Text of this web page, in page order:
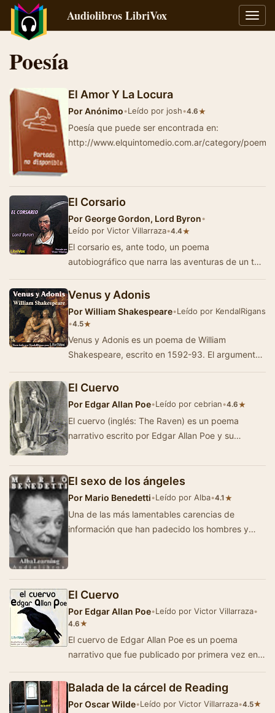
Audiolibros LibriVox
Poesía
El Amor Y La Locura
PorAnónimo•Leído por josh•4.6★
Poesía que puede ser encontrada en:
http://www.elquintomedio.com.ar/category/
El Corsario
PorGeorge Gordon, Lord Byron•
Leído por Victor Villarraza•4.4★
El corsario es, ante todo, un poema
autobiográfico que narra las aventuras de un tal
-…
Venus y Adonis
PorWilliam Shakespeare•Leído por KendalRigans
•4.5★
Venus y Adonis es un poema de William
Shakespeare, escrito en 1592-93. El argumento
Ovi…
El Cuervo
Por Edgar Allan Poe•Leído por cebrian•4.6★
El cuervo (inglés: The Raven) es un poema
narrativo escrito por Edgar Allan Poe y su
El sexo de los ángeles
Por Mario Benedetti•Leído por Alba•4.1 ★
Una de las más lamentables carencias de
información que han padecido los hombres y
El Cuervo
Por Edgar Allan Poe•Leído por Victor Villarraza•
4.6★
El cuervo de Edgar Allan Poe es un poema
narrativo que fue publicado por primera vez en
Balada de la cárcel de Reading
PorOscar Wilde•Leído por Victor Villarraza•4.5★